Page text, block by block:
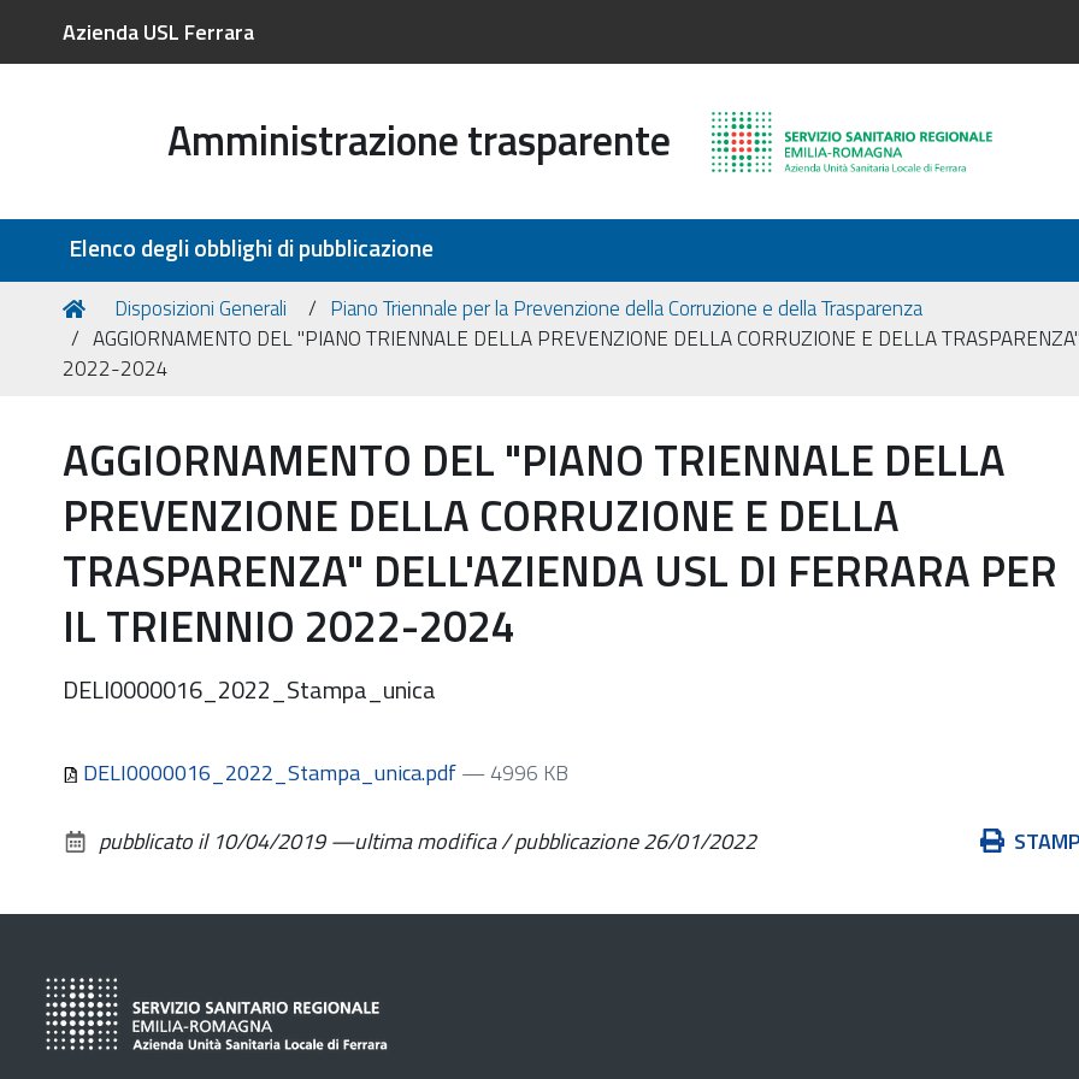
Azienda USL Ferrara
Amministrazione trasparente
Elenco degli obblighi di pubblicazione
Tu
sei
qui:
Home
Disposizioni Generali
Piano Triennale per la Prevenzione della Corruzione e della Trasparenza
AGGIORNAMENTO DEL "PIANO TRIENNALE DELLA PREVENZIONE DELLA CORRUZIONE E DELLA
2022-2024
AGGIORNAMENTO DEL "PIANO TRIENNALE DELLA
PREVENZIONE DELLA CORRUZIONE E DELLA
TRASPARENZA" DELL'AZIENDA USL DI FERRARA PER
IL TRIENNIO 2022-2024
DELI0000016_2022_Stampa_unica
DELI0000016_2022_Stampa_unica.pdf— 4996 KB
Azioni
pubblicato il 10/04/2019—ultima modifica / pubblicazione26/01/2022